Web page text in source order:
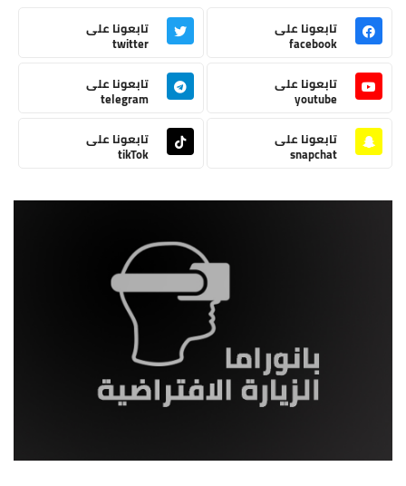
تابعونا على
facebook
تابعونا على
twitter
تابعونا على
youtube
تابعونا على
telegram
تابعونا على
snapchat
تابعونا على
tikTok